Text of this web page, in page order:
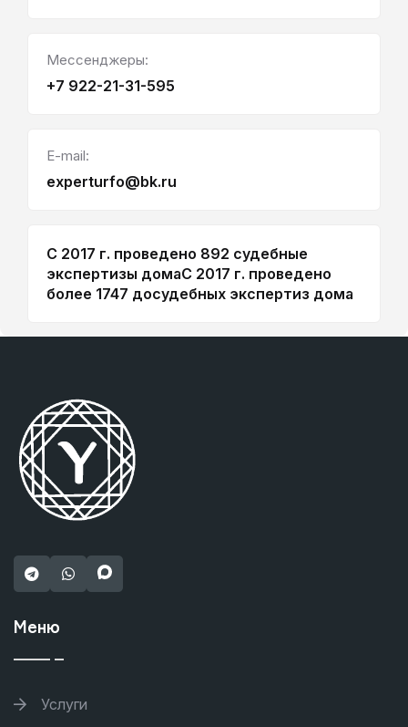
Мессенджеры:
+7 922-21-31-595
E-mail:
experturfo@bk.ru
С 2017 г. проведено 892 судебные
экспертизы домаС 2017 г. проведено
более 1747 досудебных экспертиз дома
Меню
Услуги